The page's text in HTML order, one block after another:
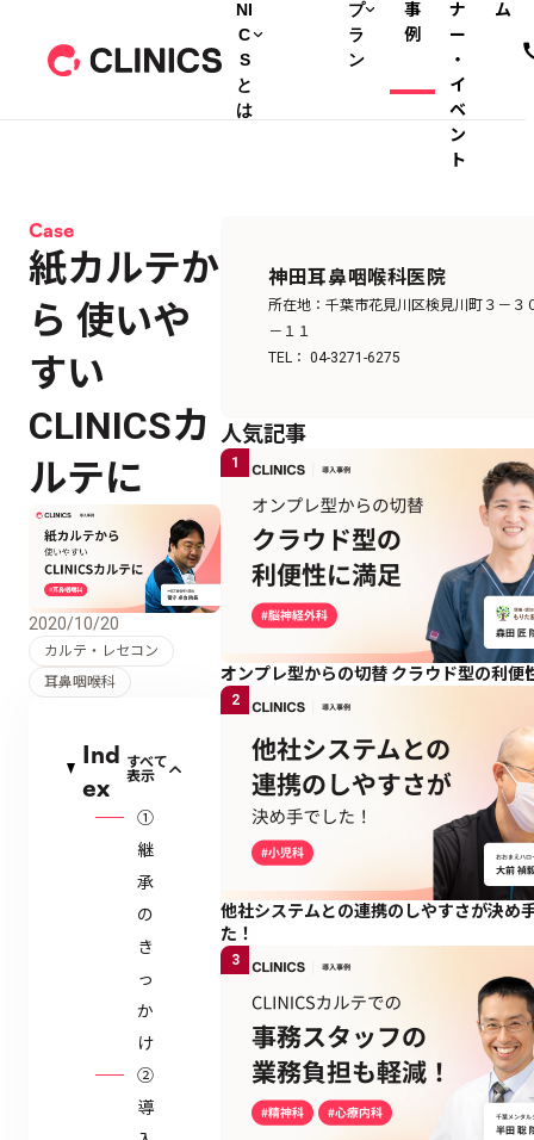
NI
C
S
と
は
プ
ラ
ン
事
例
ナ
ー
・
イ
ベ
ン
ト
ム
Case
紙カルテか
ら 使いや
すい
CLINICSカ
ルテに
2020/10/20
カルテ・レセコン
耳鼻咽喉科
Ind
ex
すべて
表示
①
継
承
の
き
っ
か
け
②
導
神田耳鼻咽喉科医院
所在地：千葉市花見川区検見川町３－３
－１１
TEL： 04-3271-6275
人気記事
1
オンプレ型からの切替 クラウド型の利便
2
他社システムとの連携のしやすさが決め
た！
3